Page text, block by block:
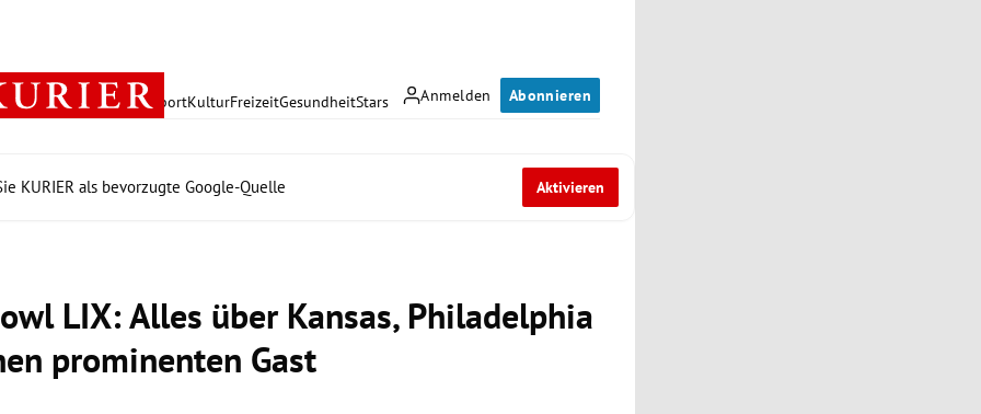
Anmelden Abonnieren
PolitikWirtschaft SportKulturFreizeitGesundheitStars
KURIER als bevorzugte Google-Quelle Aktivieren
LIX: Alles über Kansas, Philadelphia
prominenten Gast